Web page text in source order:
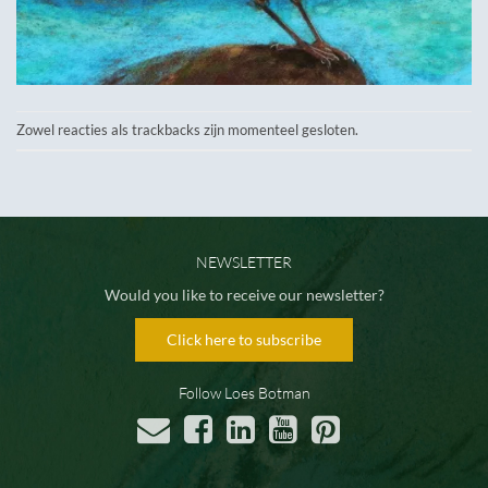
Zowel reacties als trackbacks zijn momenteel gesloten.
NEWSLETTER
Would you like to receive our newsletter?
Click here to subscribe
Follow Loes Botman